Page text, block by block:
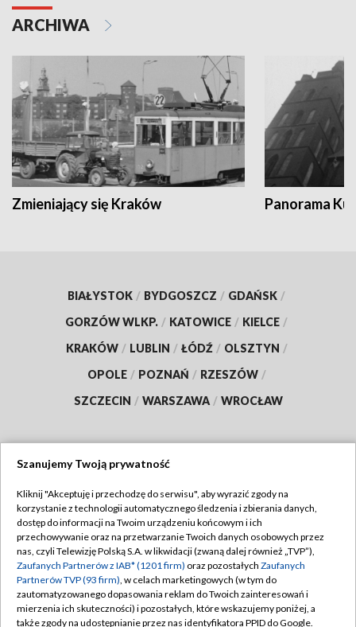
ARCHIWA
Zmieniający się Kraków Panorama
BIAŁYSTOK / BYDGOSZCZ / GDAŃSK /
GORZÓW WLKP. / KATOWICE / KIELCE /
KRAKÓW / LUBLIN / ŁÓDŹ / OLSZTYN /
OPOLE / POZNAŃ / RZESZÓW /
SZCZECIN / WARSZAWA / WROCŁAW
TVP
Abonament TVP
Emisja w TVP
Centrum informacji TVP
Naziemna Telewizja Cyfrowa
Regulamin TVP
Polityka prywatności
Moje zgody
Pomoc
Szanujemy Twoją prywatność
Kliknij "Akceptuję i przechodzę do serwisu", aby wyrazić zgody na
korzystanie z technologii automatycznego śledzenia i zbierania danych,
dostęp do informacji na Twoim urządzeniu końcowym i ich
przechowywanie oraz na przetwarzanie Twoich danych osobowych przez
nas, czyli Telewizję Polską S.A. w likwidacji (zwaną dalej również „TVP”),
Zaufanych Partnerów z IAB* (1201 firm) oraz pozostałych Zaufanych
Partnerów TVP (93 firm), w celach marketingowych (w tym do
zautomatyzowanego dopasowania reklam do Twoich zainteresowań i
mierzenia ich skuteczności) i pozostałych, które wskazujemy poniżej, a
także zgody na udostępnianie przez nas identyfikatora PPID do Google.